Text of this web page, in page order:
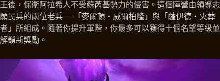
王後，保衛阿拉希人不受蘇芮基勢力的侵害。這個陣營由領導志
願民兵的兩位老兵──「麥爾頓‧威爾柏隆」與「薩伊德‧火葬
者」所組成。隨著你提升軍階，你最多可以獲得十個名望等級並
解鎖新獎勵。